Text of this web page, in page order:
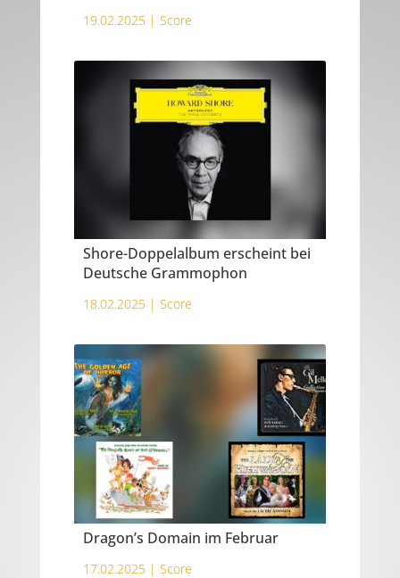
19.02.2025 | Score
Shore-Doppelalbum erscheint bei
Deutsche Grammophon
18.02.2025 | Score
Dragon’s Domain im Februar
17.02.2025 | Score